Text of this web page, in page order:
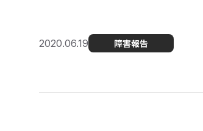
2020.06.19 障害報告